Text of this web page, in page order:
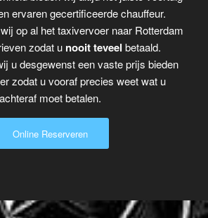
ervaren gecertificeerde chauffeur.
op al het taxivervoer naar Rotterdam
zodat u nooit teveel betaald.
u desgewenst een vaste prijs bieden
zodat u vooraf precies weet wat u
achteraf moet betalen.
Online Reserveren